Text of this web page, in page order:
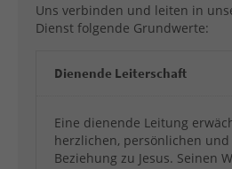
Uns verbinden und leiten in
Dienst folgende Grundwerte:
Dienende Leiterschaft
Eine dienende Leitung
herzlichen, persönlichen
Beziehung zu Jesus. Seinen